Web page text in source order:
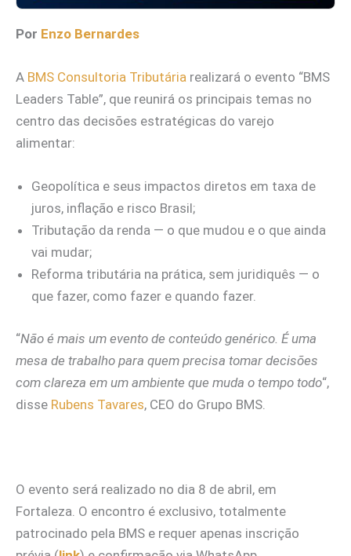
Por Enzo Bernardes
A BMS Consultoria Tributária realizará o evento “BMS
Leaders Table”, que reunirá os principais temas no
centro das decisões estratégicas do varejo
alimentar:
Geopolítica e seus impactos diretos em taxa de
juros, inflação e risco Brasil;
Tributação da renda — o que mudou e o que ainda
vai mudar;
Reforma tributária na prática, sem juridiquês — o
que fazer, como fazer e quando fazer.
“Não é mais um evento de conteúdo genérico. É uma
mesa de trabalho para quem precisa tomar decisões
com clareza em um ambiente que muda o tempo todo“,
disse Rubens Tavares, CEO do Grupo BMS.
O evento será realizado no dia 8 de abril, em
Fortaleza. O encontro é exclusivo, totalmente
patrocinado pela BMS e requer apenas inscrição